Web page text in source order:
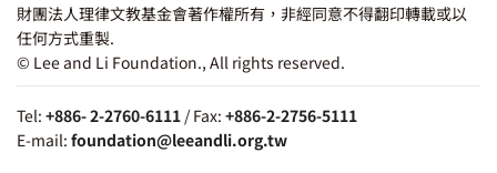
財團法人理律文教基金會著作權所有，非經同意不得翻印轉載或以
任何方式重製.
© Lee and Li Foundation., All rights reserved.
Tel: +886- 2-2760-6111 / Fax: +886-2-2756-5111
E-mail: foundation@leeandli.org.tw